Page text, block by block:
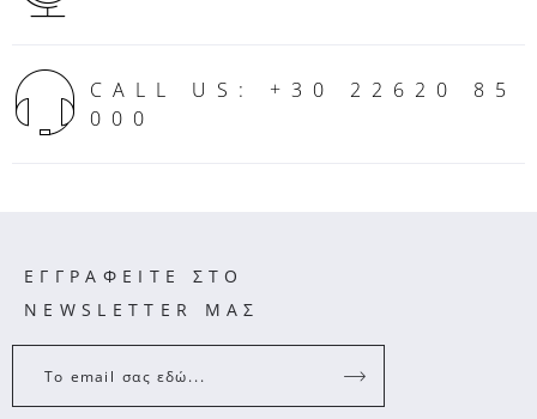
CALL US: +30 22620 85
000
ΕΓΓΡΑΦΕΙΤΕ ΣΤΟ
NEWSLETTER ΜΑΣ
Το email σας εδώ...